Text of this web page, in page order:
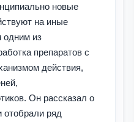
новые
на иные
одним из
препаратов с
действия,
Он рассказал о
отобрали ряд